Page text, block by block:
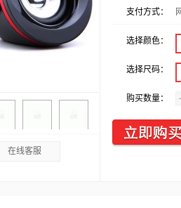
在线客服
支付方式：
选择颜色：
选择尺码：
购买数量：